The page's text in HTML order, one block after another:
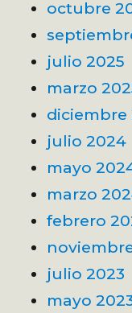
octubre
julio 2025
marzo
diciembre
julio 2024
mayo
marzo
febrero
julio 2023
mayo